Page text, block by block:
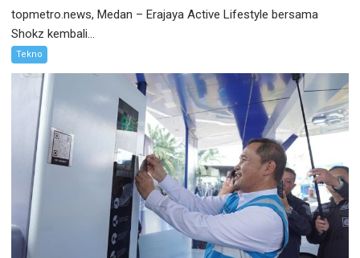
topmetro.news, Medan – Erajaya Active Lifestyle bersama
Shokz kembali...
Tekno